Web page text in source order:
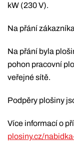
kW (230 V).
Na přání
Na přání byla
pohon pracovní
veřejné sítě.
Podpěry plošiny
Více informací o
plosiny.cz/